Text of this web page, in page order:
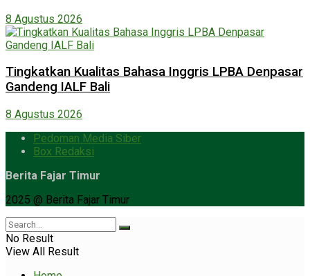
8 Agustus 2026
Tingkatkan Kualitas Bahasa Inggris LPBA Denpasar
Gandeng IALF Bali
8 Agustus 2026
Pedoman Media Siber
Box Redaksi
Berita Fajar Timur
2025 @ Berita Fajar Timur
No Result
View All Result